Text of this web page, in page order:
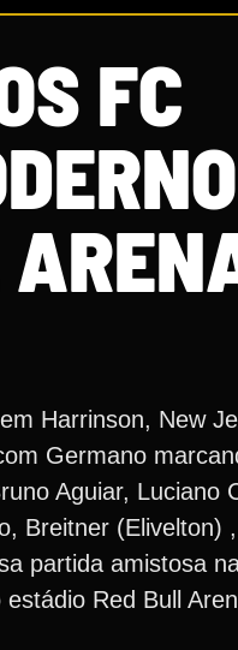
FC
Harrinson, New
Germano
Aguiar, Luciano
Breitner (Elivelton)
partida amistosa
Red Bull